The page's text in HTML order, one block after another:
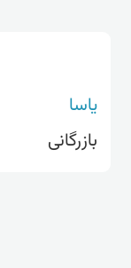
یاسا
بازرگانی